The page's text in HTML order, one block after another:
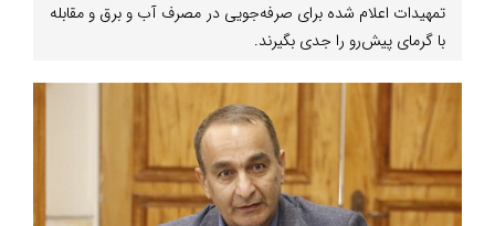
تمهیدات اعلام شده برای صرفه‌جویی در مصرف آب و برق و مقابله
با گرمای پیش‌رو را جدی بگیرند.